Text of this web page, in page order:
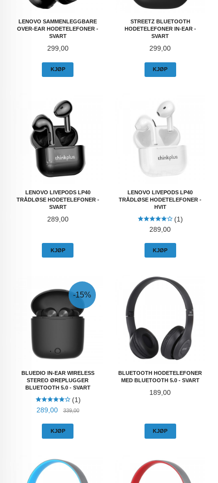
LENOVO SAMMENLEGGBARE
OVER-EAR HODETELEFONER -
SVART
Pris
299,00
KJØP
STREETZ BLUETOOTH
HODETELEFONER IN-EAR -
SVART
Pris
299,00
KJØP
LENOVO LIVEPODS LP40
TRÅDLØSE HODETELEFONER -
SVART
Pris
289,00
KJØP
LENOVO LIVEPODS LP40
TRÅDLØSE HODETELEFONER -
HVIT
(1)
Pris
289,00
KJØP
BLUEDIO IN-EAR WIRELESS
STEREO ØREPLUGGER
BLUETOOTH 5.0 - SVART
(1)
Tilbud
289,00 339,00Rabatt
-15%
KJØP
BLUETOOTH HODETELEFONER
MED BLUETOOTH 5.0 - SVART
Pris
189,00
KJØP